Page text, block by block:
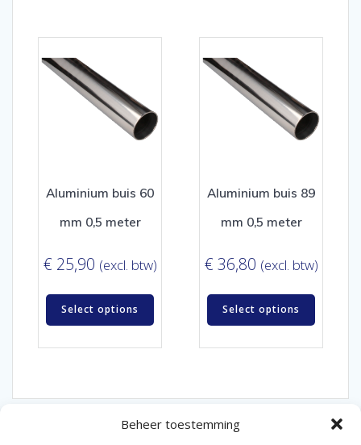
Beheer toestemming
Aluminium buis 60
mm 0,5 meter
€ 25,90 (excl. btw)
Select options
Aluminium buis 89
mm 0,5 meter
€ 36,80 (excl. btw)
Select options